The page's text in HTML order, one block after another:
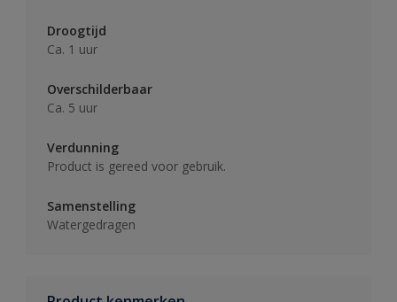
Droogtijd
Ca. 1 uur
Overschilderbaar
Ca. 5 uur
Verdunning
Product is gereed voor gebruik.
Samenstelling
Watergedragen